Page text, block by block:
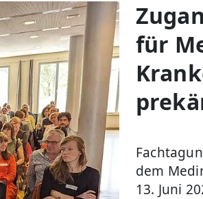
für
dem
13. Juni